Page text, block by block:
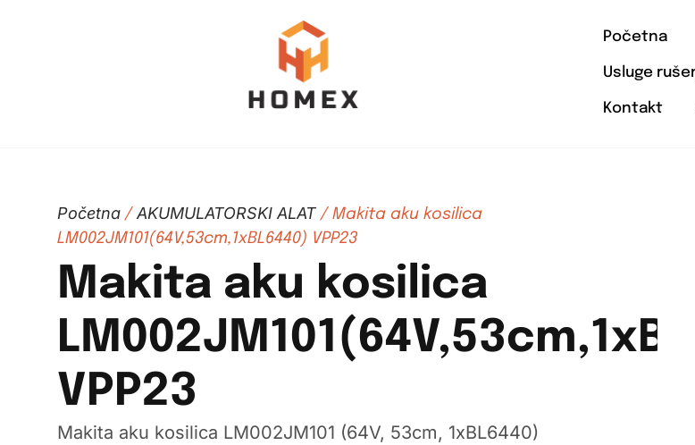
Početna
Usluge
Kontakt
Početna/AKUMULATORSKI ALAT/ Makita aku kosilica
LM002JM101(64V,53cm,1xBL6440) VPP23
Makita aku kosilica
VPP23
Makita aku kosilica LM002JM101 (64V, 53cm, 1xBL6440)